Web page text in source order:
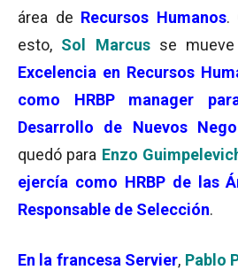
área de Recursos Humanos.
esto, Sol Marcus se
Excelencia en Recursos
como HRBP manager
Desarrollo de Nuevos
quedó para Enzo
ejercía como HRBP de las
Responsable de Selección.
En la francesa Servier, Pablo